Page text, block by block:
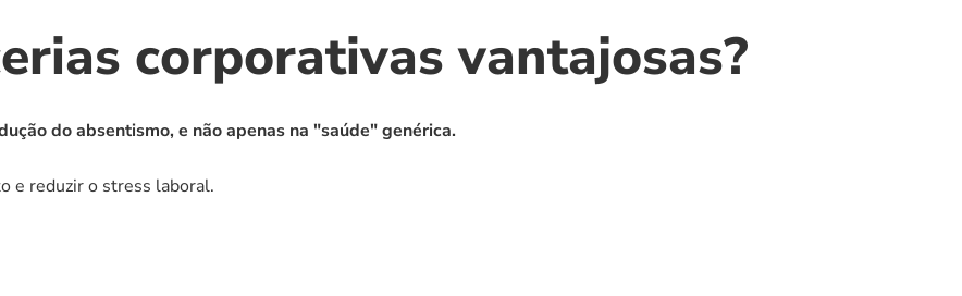
corporativas vantajosas?
do absentismo, e não apenas na "saúde" genérica.
e reduzir o stress laboral.